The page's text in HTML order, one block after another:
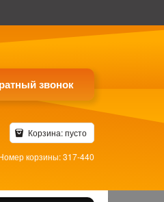
звонок
Корзина:пусто
корзины: 317-440